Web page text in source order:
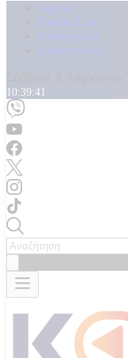
Αρχική
Kontra Live
Καταγγελίες
Επικοινωνία
10:39:42